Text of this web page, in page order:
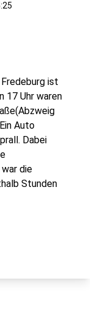
ist
17 Uhr waren
Auto
Dabei
die
Stunden